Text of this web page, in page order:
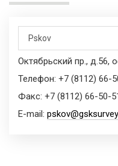
Октябрьский пр., д.56,
Телефон: +7 (8112) 66-
Факс: +7 (8112) 66-50-
E-mail: